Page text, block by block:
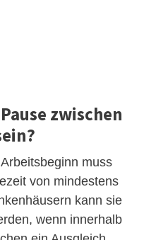
zwischen
muss
von mindestens
kann sie
wenn innerhalb